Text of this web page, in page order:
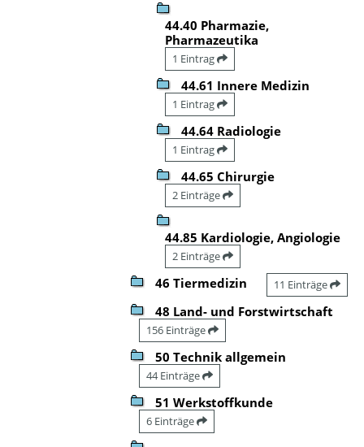
44.40 Pharmazie,
Pharmazeutika
1 Eintrag
44.61 Innere Medizin
1 Eintrag
44.64 Radiologie
1 Eintrag
44.65 Chirurgie
2 Einträge
44.85 Kardiologie, Angiologie
2 Einträge
46 Tiermedizin 11 Einträge
48 Land- und Forstwirtschaft
156 Einträge
50 Technik allgemein
44 Einträge
51 Werkstoffkunde
6 Einträge